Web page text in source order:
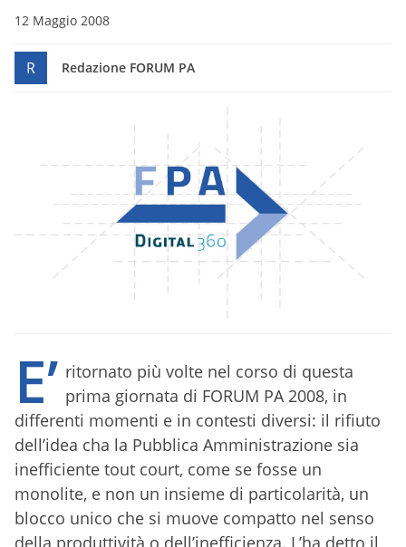
12 Maggio 2008
R Redazione FORUM PA
E’ ritornato più volte nel corso di questa
prima giornata di FORUM PA 2008, in
differenti momenti e in contesti diversi: il rifiuto
dell’idea cha la Pubblica Amministrazione sia
inefficiente tout court, come se fosse un
monolite, e non un insieme di particolarità, un
blocco unico che si muove compatto nel senso
della produttività o dell’inefficienza. L’ha detto il